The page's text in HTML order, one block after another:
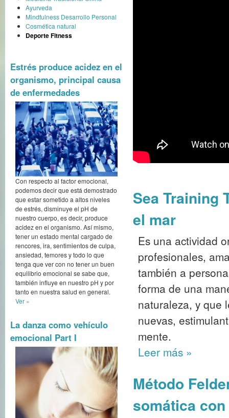
Ayurveda
Mindfulness Desarrollo Personal
Cosmética natural
Deporte Fitness
Estrés produce acidez en el
organismo, principal causa
de enfermedades
Con respecto al factor emocional,
podemos decir que está demostrado
que estar sometido a altos niveles
de estrés, disminuye el pH de
nuestro cuerpo, es decir, produce
acidez en el organismo. Así mismo,
tener un estado mental cargado de
rencores, ira, sentimientos de culpa,
ansiedad, temores y todo lo que
tenga que ver con no tener un buen
equilibrio emocional se sabe que,
también influye en nuestro pH y por
tanto en nuestra salud en general.
Ver »
La danza como vehículo
emocional Part I
Sea Training
el mar
Es una actividad
profesionales,
también a
forma de una
naturaleza, y que
nuevas,
mente.
Leer más »
Método
somática